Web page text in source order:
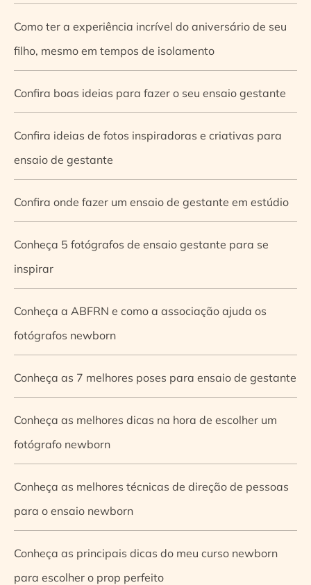
Como ter a experiência incrível do aniversário de seu
filho, mesmo em tempos de isolamento
Confira boas ideias para fazer o seu ensaio gestante
Confira ideias de fotos inspiradoras e criativas para
ensaio de gestante
Confira onde fazer um ensaio de gestante em estúdio
Conheça 5 fotógrafos de ensaio gestante para se
inspirar
Conheça a ABFRN e como a associação ajuda os
fotógrafos newborn
Conheça as 7 melhores poses para ensaio de gestante
Conheça as melhores dicas na hora de escolher um
fotógrafo newborn
Conheça as melhores técnicas de direção de pessoas
para o ensaio newborn
Conheça as principais dicas do meu curso newborn
para escolher o prop perfeito